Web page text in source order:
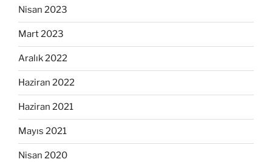
Nisan 2023
Mart 2023
Aralık 2022
Haziran 2022
Haziran 2021
Mayıs 2021
Nisan 2020